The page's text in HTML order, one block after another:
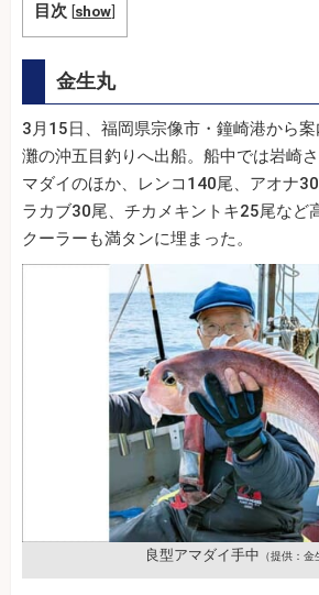
目次 [show]
金生丸
3月15日、福岡県宗像市・鐘崎港から
灘の沖五目釣りへ出船。船中では岩崎
マダイのほか、レンコ140尾、アオナ
ラカブ30尾、チカメキントキ25尾など
クーラーも満タンに埋まった。
良型アマダイ手中 （提供：金